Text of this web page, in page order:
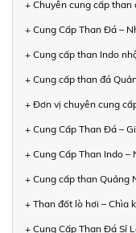
+ Chuyên cung cấp
+ Cung Cấp Than Đá –
+ Cung cấp than Indo
+ Cung cấp than đá
+ Đơn vị chuyên cung
+ Cung Cấp Than Đá –
+ Cung Cấp Than Indo –
+ Cung cấp than Quảng
+ Than đốt lò hơi – Chìa
+ Cung Cấp Than Đá Sỉ